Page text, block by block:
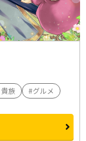
族
グルメ